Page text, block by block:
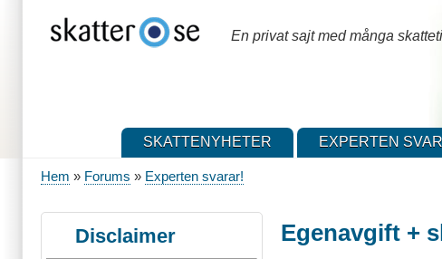
huvudinnehåll
En privat sajt med många
SKATTENYHETER EXPERTEN
Hem Forums Experten svarar!
Disclaimer Egenavgift +